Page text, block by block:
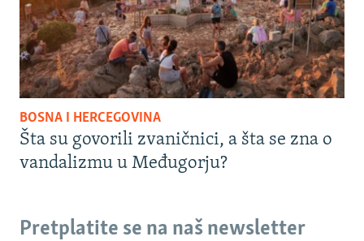
BOSNA I HERCEGOVINA
Šta su govorili zvaničnici, a šta se zna o
vandalizmu u Međugorju?
Pretplatite se na naš newsletter